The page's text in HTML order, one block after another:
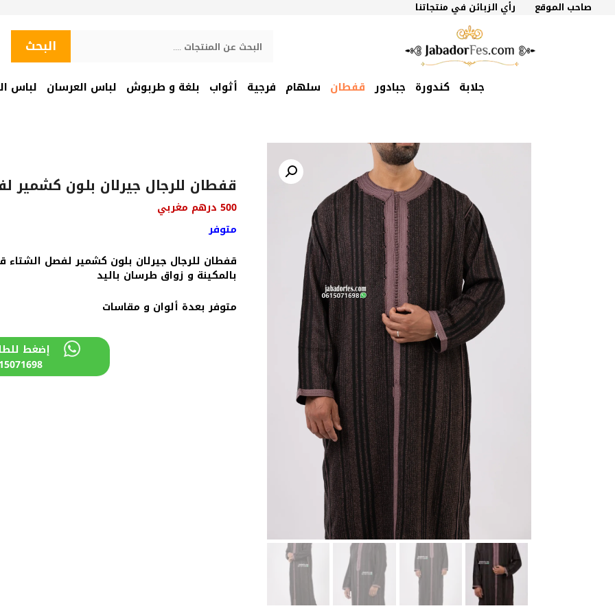
انتقلصاحب الموقع رأي الزبائن في منتجاتنا
البحث
جلابة كندورة جبادور قفطان سلهام فرجية أثواب بلغة و طربوش لباس العرسان لباس
قفطان للرجال جيرلان بلون كشمير
500 درهم مغربي
متوفر
قفطان للرجال جيرلان بلون كشمير لفصل
بالمكينة و زواق طرسان باليد
متوفر بعدة ألوان و مقاسات
إضغط